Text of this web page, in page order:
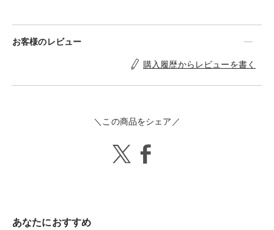
お客様のレビュー
購入履歴からレビューを書く
＼この商品をシェア／
あなたにおすすめ